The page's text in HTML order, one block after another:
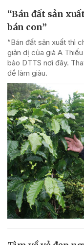
“Bán đất sản
bán con”
“Bán đất sản xuất thì
giản dị của già A
bào DTTS nơi đây.
để làm giàu.